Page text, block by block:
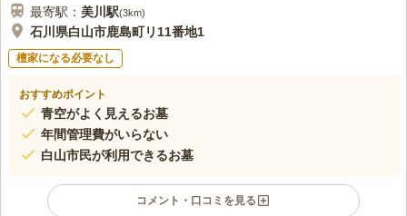
最寄駅： 美川 駅(3km)
石川県白山市鹿島町リ11番地1
檀家になる必要なし
おすすめポイント
青空がよく見えるお墓
年間管理費がいらない
白山市民が利用できるお墓
コメント・口コミを見る